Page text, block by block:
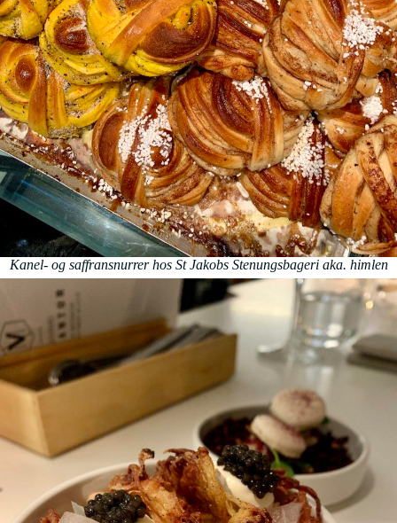
Kanel- og saffransnurrer hos St Jakobs Stenungsbageri aka. himlen